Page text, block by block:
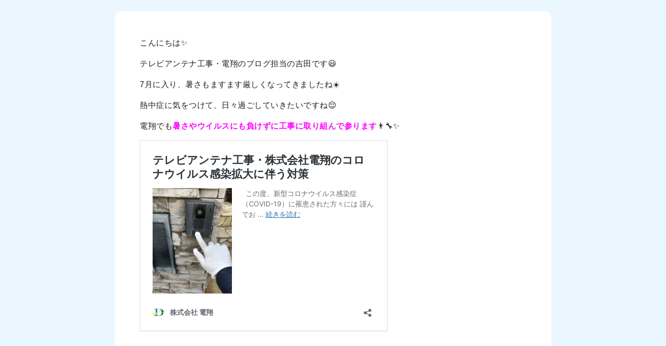
こんにちは✨
テレビアンテナ工事・電翔のブログ担当の吉田です😃
7月に入り、暑さもますます厳しくなってきましたね☀️
熱中症に気をつけて、日々過ごしていきたいですね😌
電翔でも暑さやウイルスにも負けずに工事に取り組んで参ります 👨‍🔧✨